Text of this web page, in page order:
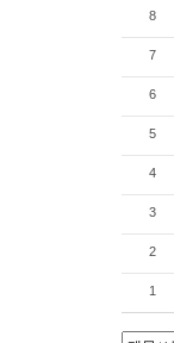
8
7
6
5
4
3
2
1